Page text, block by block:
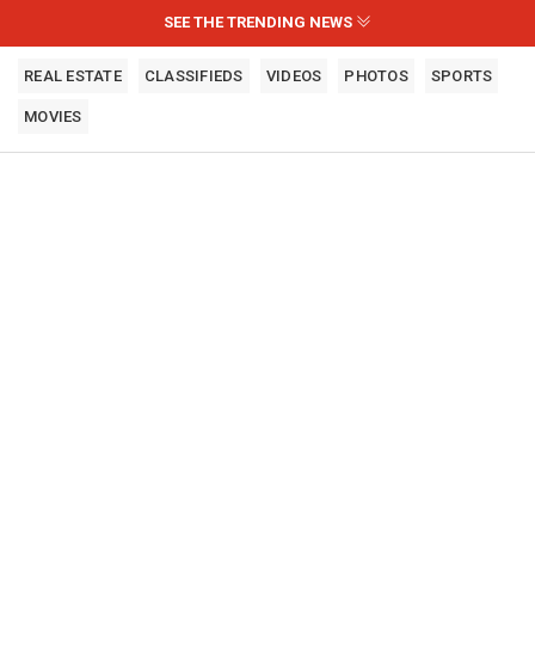
SEE THE TRENDING NEWS
REAL ESTATE CLASSIFIEDS VIDEOS PHOTOS SPORTS
MOVIES